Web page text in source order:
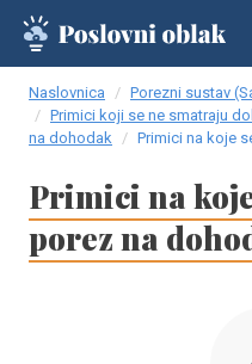
Naslovnica Porezni sustav
Primici koji se ne smatraju
na dohodak
Primici na koje
Primici na
porez na